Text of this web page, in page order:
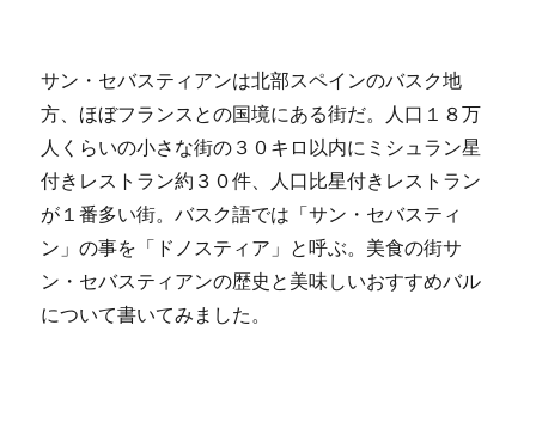
サン・セバスティアンは北部スペインのバスク地
方、ほぼフランスとの国境にある街だ。人口１８万
人くらいの小さな街の３０キロ以内にミシュラン星
付きレストラン約３０件、人口比星付きレストラン
が１番多い街。バスク語では「サン・セバスティ
ン」の事を「ドノスティア」と呼ぶ。美食の街サ
ン・セバスティアンの歴史と美味しいおすすめバル
について書いてみました。